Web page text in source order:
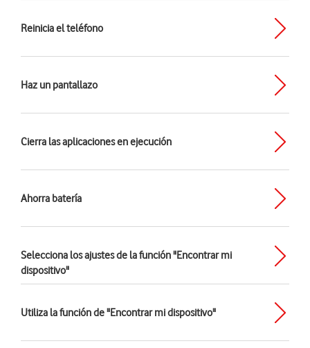
Reinicia el teléfono
Haz un pantallazo
Cierra las aplicaciones en ejecución
Ahorra batería
Selecciona los ajustes de la función "Encontrar mi
dispositivo"
Utiliza la función de "Encontrar mi dispositivo"